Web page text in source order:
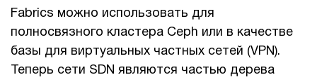
Fabrics можно использовать для
полносвязного кластера Ceph или в качестве
базы для виртуальных частных сетей (VPN).
Теперь сети SDN являются частью дерева